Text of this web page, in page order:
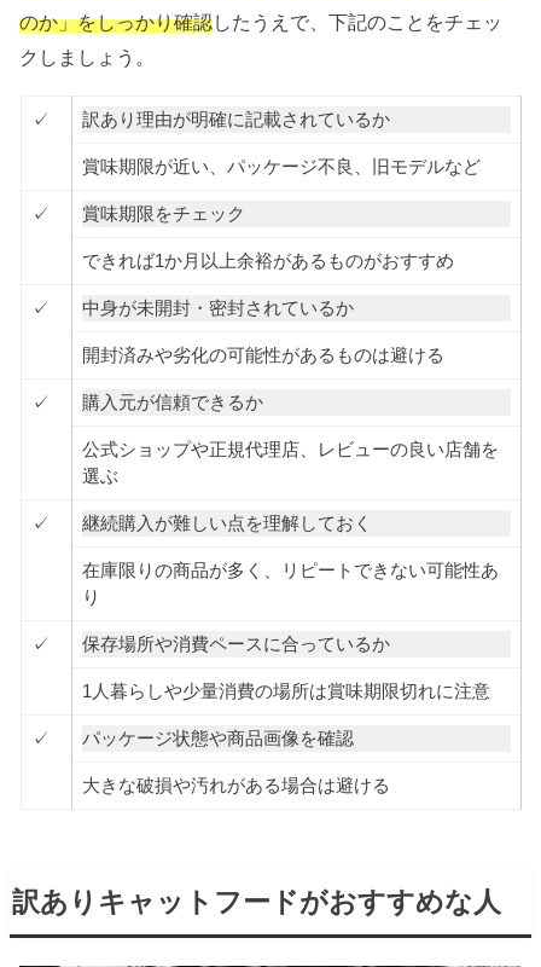
のか」をしっかり確認したうえで、下記のことをチェッ
クしましょう。
✓ 訳あり理由が明確に記載されているか
賞味期限が近い、パッケージ不良、旧モデルなど
✓ 賞味期限をチェック
できれば1か月以上余裕があるものがおすすめ
✓ 中身が未開封・密封されているか
開封済みや劣化の可能性があるものは避ける
✓ 購入元が信頼できるか
公式ショップや正規代理店、レビューの良い店舗を
選ぶ
✓ 継続購入が難しい点を理解しておく
在庫限りの商品が多く、リピートできない可能性あ
り
✓ 保存場所や消費ペースに合っているか
1人暮らしや少量消費の場所は賞味期限切れに注意
✓ パッケージ状態や商品画像を確認
大きな破損や汚れがある場合は避ける
訳ありキャットフードがおすすめな人